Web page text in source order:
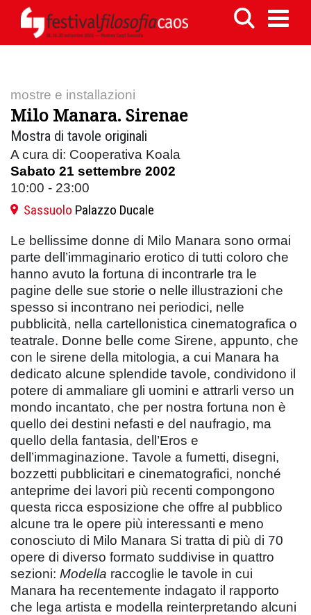
mostre e installazioni
Milo Manara. Sirenae
Mostra di tavole originali
A cura di: Cooperativa Koala
Sabato 21 settembre 2002
10:00 - 23:00
Sassuolo Palazzo Ducale
Le bellissime donne di Milo Manara sono ormai
parte dell’immaginario erotico di tutti coloro che
hanno avuto la fortuna di incontrarle tra le
pagine delle sue storie o nelle illustrazioni che
spesso si incontrano nei periodici, nelle
pubblicità, nella cartellonistica cinematografica o
teatrale. Donne belle come Sirene, appunto, che
con le sirene della mitologia, a cui Manara ha
dedicato alcune splendide tavole, condividono il
potere di ammaliare gli uomini e attrarli verso un
mondo incantato, che per nostra fortuna non è
quello dei destini nefasti e del naufragio, ma
quello della fantasia, dell’Eros e
dell’immaginazione. Tavole a fumetti, disegni,
bozzetti pubblicitari e cinematografici, nonché
anteprime dei lavori più recenti compongono
questa ricca esposizione che offre al pubblico
alcune tra le opere più interessanti e meno
conosciuto di Milo Manara Si tratta di più di 70
opere di diverso formato suddivise in quattro
sezioni: Modella raccoglie le tavole in cui
Manara ha recentemente indagato il rapporto
che lega artista e modella reinterpretando alcuni